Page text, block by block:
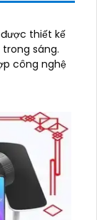
được thiết kế
sáng.
công nghệ